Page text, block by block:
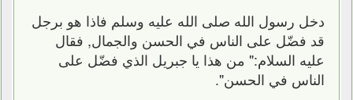
دخل رسول الله صلى الله عليه وسلم فاذا هو برجل
قد فضّل على الناس في الحسن والجمال, فقال
عليه السلام:" من هذا يا جبريل الذي فضّل على
الناس في الحسن".